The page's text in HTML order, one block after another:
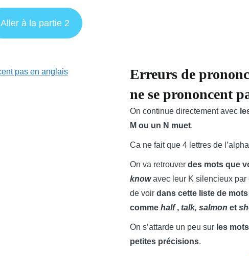
Aller à la partie 2
Erreurs de
ne se prononcent
On continue directement avec
M ou un N muet.
Ca ne fait que 4 lettres de
On va retrouverdes mots que
know avec leur K silencieux
de voirdans cette liste de
commehalf,talk, salmon et
On s’attarde un peu sur les
petites précisions.